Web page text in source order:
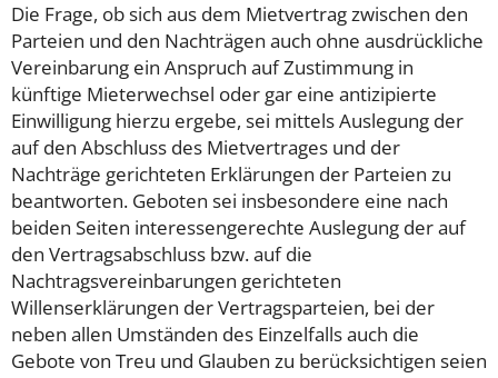
Die Frage, ob sich aus dem Mietvertrag zwischen den
Parteien und den Nachträgen auch ohne ausdrückliche
Vereinbarung ein Anspruch auf Zustimmung in
künftige Mieterwechsel oder gar eine antizipierte
Einwilligung hierzu ergebe, sei mittels Auslegung der
auf den Abschluss des Mietvertrages und der
Nachträge gerichteten Erklärungen der Parteien zu
beantworten. Geboten sei insbesondere eine nach
beiden Seiten interessengerechte Auslegung der auf
den Vertragsabschluss bzw. auf die
Nachtragsvereinbarungen gerichteten
Willenserklärungen der Vertragsparteien, bei der
neben allen Umständen des Einzelfalls auch die
Gebote von Treu und Glauben zu berücksichtigen seien